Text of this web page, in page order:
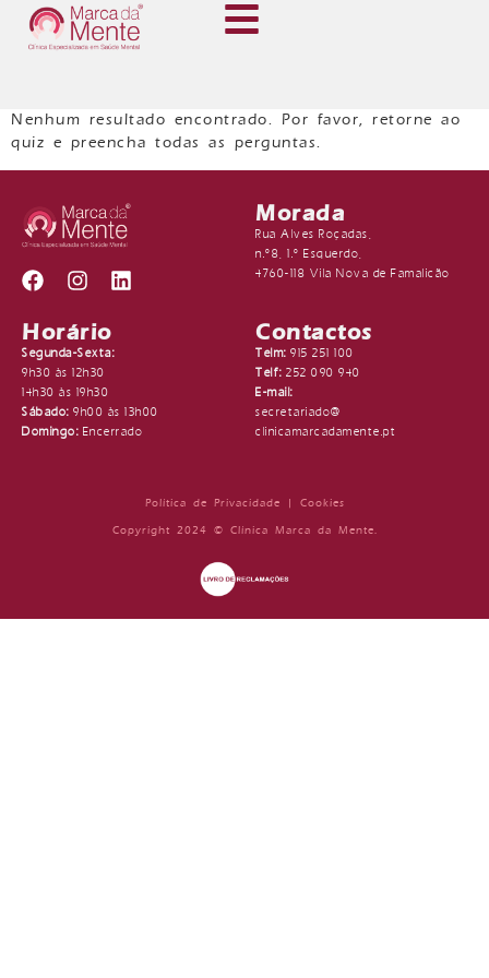
Nenhum resultado encontrado. Por favor, retorne ao
quiz e preencha todas as perguntas.
Morada
Rua Alves Roçadas,
n.º8, 1.º Esquerdo,
4760-118 Vila Nova de Famalicão
Horário
Segunda-Sexta:
9h30 às 12h30
14h30 às 19h30
Sábado: 9h00 às 13h00
Domingo: Encerrado
Contactos
Telm: 915 251 100
Telf: 252 090 940
E-mail:
secretariado@
clinicamarcadamente.pt
Política de Privacidade | Cookies
Copyright 2024 © Clínica Marca da Mente.